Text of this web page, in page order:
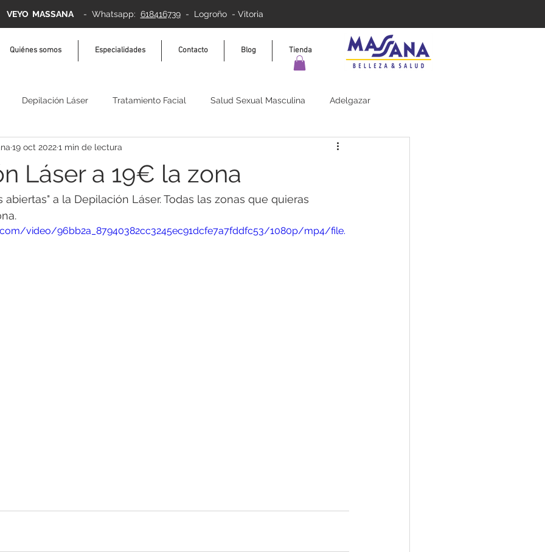
VEYO MASSANA- Whatsapp: 618416739- Logroño - Vitoria
Quiénes somos Especialidades Contacto Blog Tienda
Depilación Láser Tratamiento Facial Salud Sexual Masculina Adelgazar
Relajación
Láser a 19€ la zona
19 oct 20221 min de lectura
abiertas" a la Depilación Láser. Todas las zonas que quieras
video/96bb2a_87940382cc3245ec91dcfe7a7fddfc53/1080p/mp4/file.